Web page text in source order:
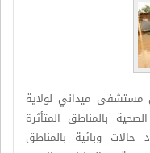
مستشفى ميداني لولاية
بالمناطق المتأثرة
وبائية بالمناطق